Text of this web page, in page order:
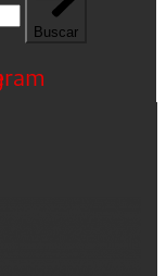
Buscar